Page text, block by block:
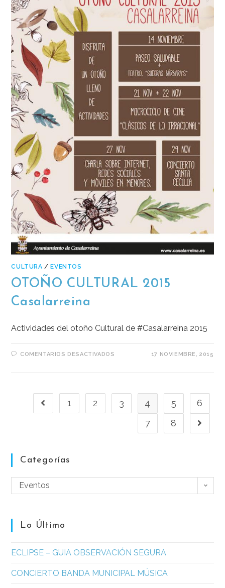
CULTURA / EVENTOS
OTOÑO CULTURAL 2015
Casalarreina
Actividades del otoño Cultural de #Casalarreina 2015
COMENTARIOS DESACTIVADOS 17 NOVIEMBRE, 2015
1 2 3 4 5
6
7
8
Categorías
Eventos
Lo Último
ECLIPSE – GUIA OBSERVACIÓN SEGURA
CONCIERTO BANDA MUNICIPAL MÚSICA